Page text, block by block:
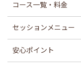
コース一覧・料金
セッションメニュー
安心ポイント